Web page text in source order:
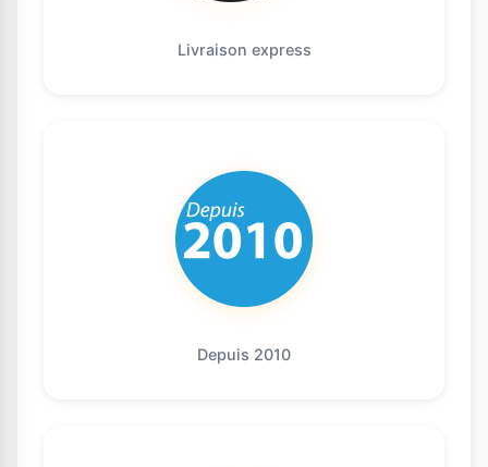
Livraison express
Depuis 2010